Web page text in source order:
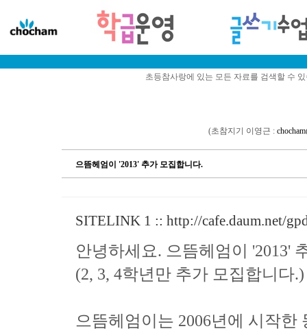
초등참사랑에 있는 모든 자료를 검색할 수
(초참지기 이영근 :
으뜸헤엄이 '2013' 추가 모집합니다.
SITELINK 1 :: http://cafe.daum.net/
안녕하세요. 으뜸헤엄이 '2013'
(2, 3, 4학년만 추가 모집합니다.)
으뜸헤엄이는 2006년에 시작